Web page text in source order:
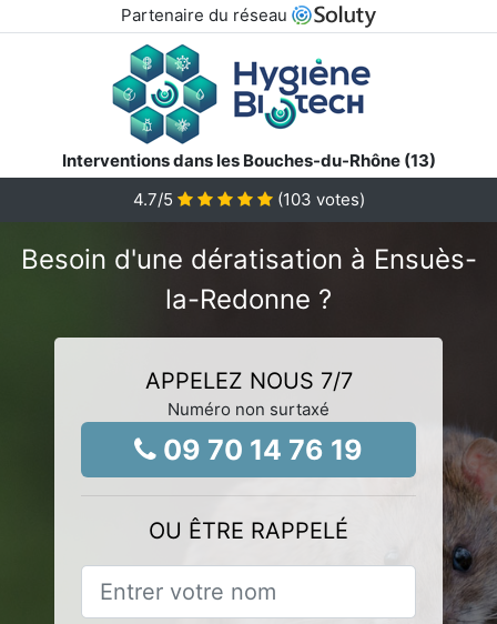
Partenaire du réseau
Interventions dans les Bouches-du-Rhône (13)
4.7/5 (103 votes)
Besoin d'une dératisation à Ensuès-
la-Redonne ?
APPELEZ NOUS 7/7
Numéro non surtaxé
09 70 14 76 19
OU ÊTRE RAPPELÉ